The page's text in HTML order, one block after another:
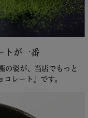
トが一番
の姿が、当店でもっと
レート』です。